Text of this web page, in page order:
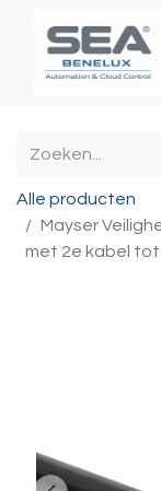
Alle producten
Mayser
met 2e kabel tot